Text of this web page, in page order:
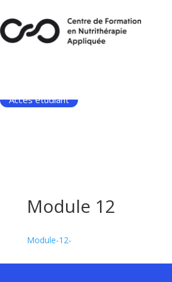
Accès étudiant
Module 12
Module-12-